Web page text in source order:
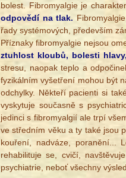
bolest. Fibromyalgie je
odpovědí na tlak.
řady systémových, především
Příznaky fibromyalgie nejsou
ztuhlost kloubů, bolesti
stresu, naopak teplo a
fyzikálním vyšetření mohou být
odchylky. Někteří pacienti si
vyskytuje současně s
jedinci s fibromyalgií ale trpí
ve středním věku a ty také jsou
kouření, nadváze, poranění...
rehabilituje se, cvičí,
psychiatrie, neboť všechny